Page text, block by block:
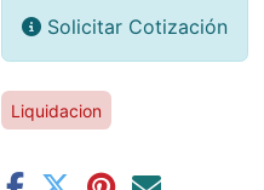
Solicitar Cotización
Liquidacion